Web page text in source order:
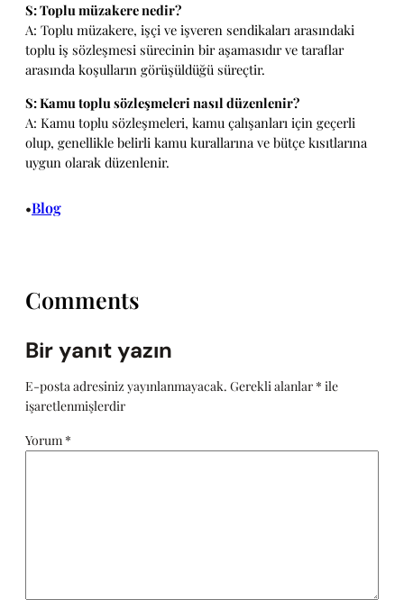
S: Toplu müzakere nedir?
A: Toplu müzakere, işçi ve işveren sendikaları arasındaki
toplu iş sözleşmesi sürecinin bir aşamasıdır ve taraflar
arasında koşulların görüşüldüğü süreçtir.
S: Kamu toplu sözleşmeleri nasıl düzenlenir?
A: Kamu toplu sözleşmeleri, kamu çalışanları için geçerli
olup, genellikle belirli kamu kurallarına ve bütçe kısıtlarına
uygun olarak düzenlenir.
•Blog
Comments
Bir yanıt yazın
E-posta adresiniz yayınlanmayacak. Gerekli alanlar * ile
işaretlenmişlerdir
Yorum *